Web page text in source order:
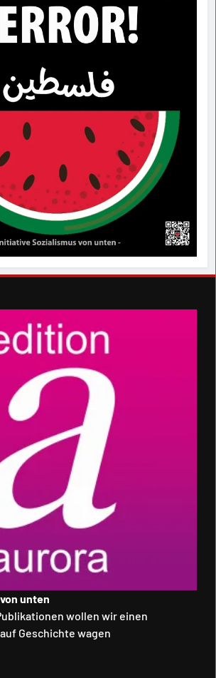
unten
wollen wir einen
Geschichte wagen